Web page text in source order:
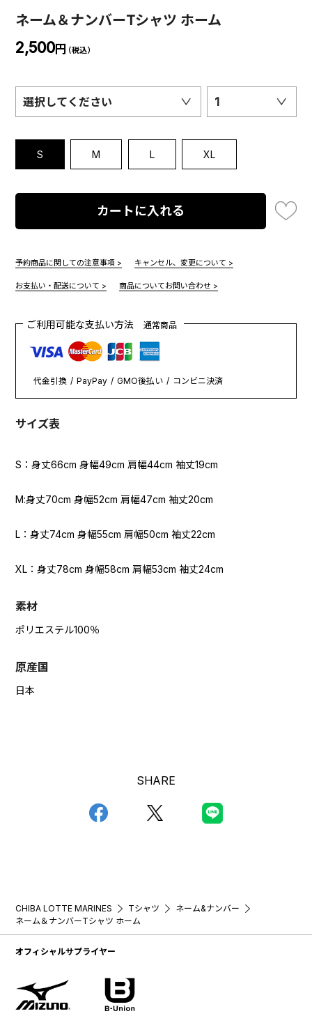
ネーム＆ナンバーTシャツ ホーム
2,500円 （税込）
選択してください 1
S M L XL
カートに入れる
予約商品に関しての注意事項 > キャンセル、変更について >
お支払い・配送について > 商品についてお問い合わせ >
ご利用可能な支払い方法通常商品
代金引換 PayPay GMO後払い コンビニ決済
サイズ表
S：身丈66cm 身幅49cm 肩幅44cm 袖丈19cm
M:身丈70cm 身幅52cm 肩幅47cm 袖丈20cm
L：身丈74cm 身幅55cm 肩幅50cm 袖丈22cm
XL：身丈78cm 身幅58cm 肩幅53cm 袖丈24cm
素材
ポリエステル100％
原産国
日本
SHARE
CHIBA LOTTE MARINES Tシャツ
ネーム&ナンバー
ネーム＆ナンバーTシャツ ホーム
オフィシャルサプライヤー